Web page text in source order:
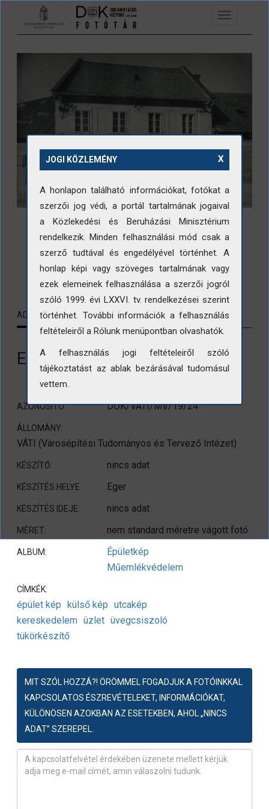
Ugrás a tartalomra
Toggle
navigation
LETÖLTÉS
ADATLAP KAPCSOLÓDÓ TARTALMAK
Eger. Dobó u. 1.
AZONOSÍTÓ: DOK/VÁTI/MV/19/24
ÁLLOMÁNY:
VÁTI (Városépítési Tudományos és Tervező Intézet)
KÉSZÍTŐ: nincs adat
KÉSZÍTÉS HELYE: Eger
KÉSZÍTÉS IDEJE: nincs adat
MÉRET: nem standard méretre vágott fotó
ALBUM:
Épületkép
Műemlékvédelem
CÍMKÉK:
épület kép külső kép utcakép
kereskedelem üzlet üvegcsiszoló
tükörkészítő
MIT SZÓL HOZZÁ?! ÖRÖMMEL FOGADJUK A FOTÓINKKAL
KAPCSOLATOS ÉSZREVÉTELEKET, INFORMÁCIÓKAT,
KÜLÖNÖSEN AZOKBAN AZ ESETEKBEN, AHOL „NINCS
ADAT” SZEREPEL.
X
JOGI KÖZLEMÉNY
A honlapon található információkat, fotókat a
szerzői jog védi, a portál tartalmának jogaival
a Közlekedési és Beruházási Minisztérium
rendelkezik. Minden felhasználási mód csak a
szerző tudtával és engedélyével történhet. A
honlap képi vagy szöveges tartalmának vagy
ezek elemeinek felhasználása a szerzői jogról
szóló 1999. évi LXXVI. tv. rendelkezései szerint
történhet. További információk a felhasználás
feltételeiről a Rólunk menüpontban olvashatók.
A felhasználás jogi feltételeiről szóló
tájékoztatást az ablak bezárásával tudomásul
vettem.